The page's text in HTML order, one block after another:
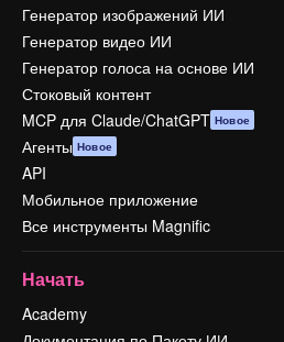
Генератор изображений ИИ
Генератор видео ИИ
Генератор голоса на основе ИИ
Стоковый контент
MCP для Claude/ChatGPT Новое
Агенты Новое
API
Мобильное приложение
Все инструменты Magnific
Начать
Academy